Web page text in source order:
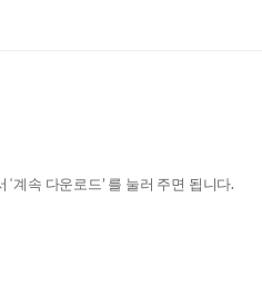
계속 다운로드’ 를 눌러 주면 됩니다.